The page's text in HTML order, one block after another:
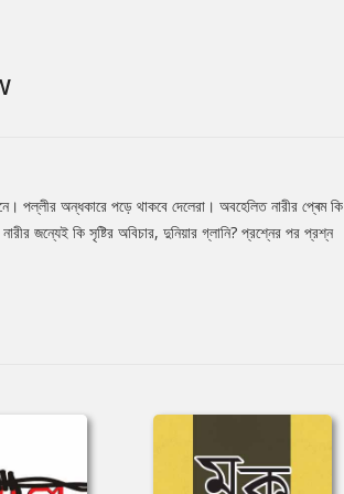
পল্লীর অন্ধকারে পড়ে থাকবে দেলেরা। অবহেলিত নারীর প্ৰেম কি
জন্যেই কি সৃষ্টির অবিচার, দুনিয়ার গ্লানি? প্রশ্নের পর প্রশ্ন